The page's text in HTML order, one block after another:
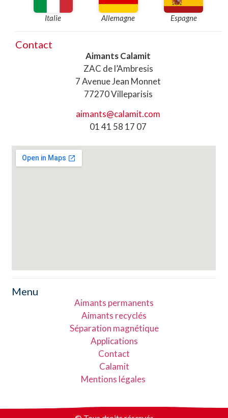
Italie Allemagne Espagne
Contact
Aimants Calamit
ZAC de l’Ambresis
7 Avenue Jean Monnet
77270 Villeparisis
aimants@calamit.com
01 41 58 17 07
Menu
Aimants permanents
Aimants recyclés
Séparation magnétique
Applications
Contact
Calamit
Mentions légales